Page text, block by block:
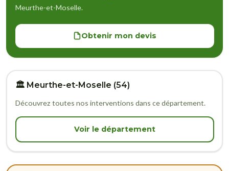
Meurthe-et-Moselle.
Obtenir mon devis
🏛️ Meurthe-et-Moselle (54)
Découvrez toutes nos interventions dans ce département.
Voir le département